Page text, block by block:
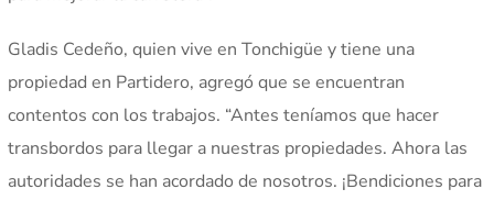
Gladis Cedeño, quien vive en Tonchigüe y tiene una
propiedad en Partidero, agregó que se encuentran
contentos con los trabajos. “Antes teníamos que hacer
transbordos para llegar a nuestras propiedades. Ahora las
autoridades se han acordado de nosotros. ¡Bendiciones para